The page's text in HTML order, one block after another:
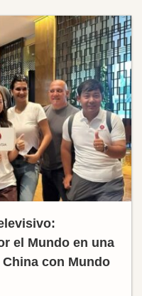
el Mundo en una
con Mundo